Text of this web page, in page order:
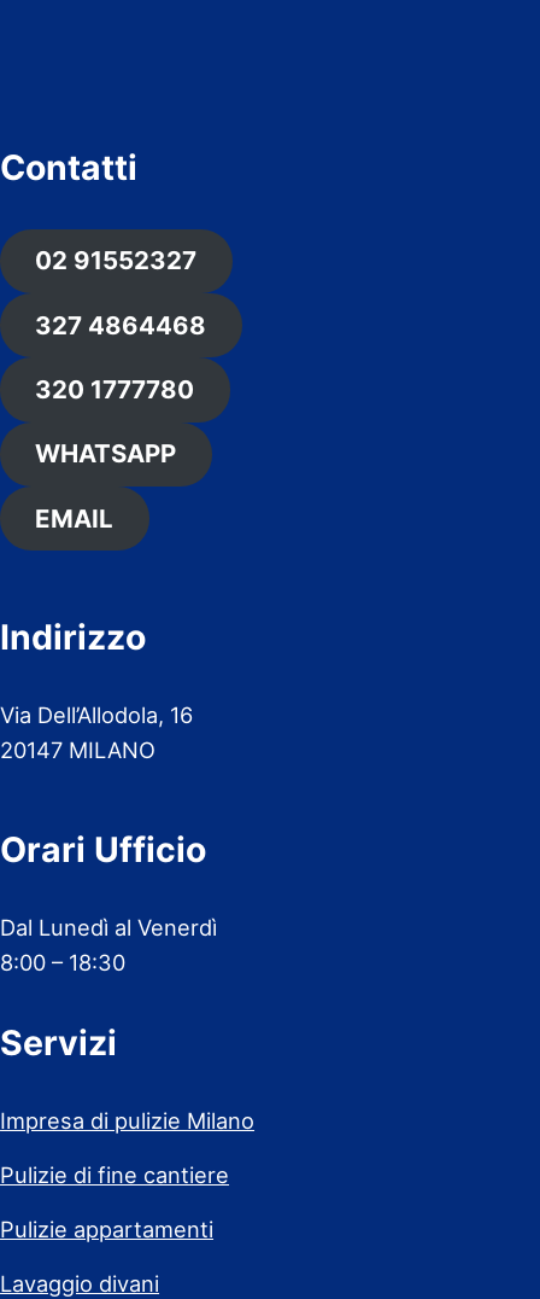
Contatti
02 91552327
327 4864468
320 1777780
WHATSAPP
EMAIL
Indirizzo
Via Dell’Allodola, 16
20147 MILANO
Orari Ufficio
Dal Lunedì al Venerdì
8:00 – 18:30
Servizi
Impresa di pulizie Milano
Pulizie di fine cantiere
Pulizie appartamenti
Lavaggio divani